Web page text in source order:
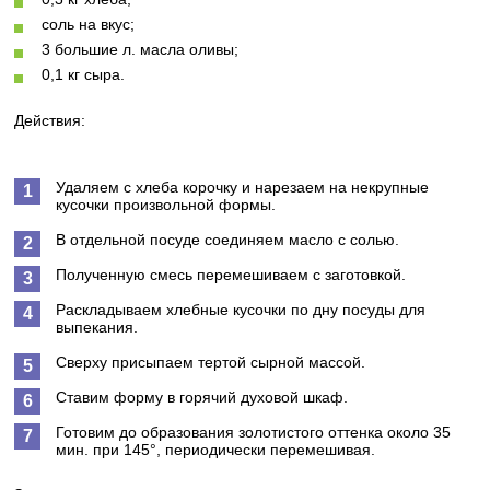
соль на вкус;
3 большие л. масла оливы;
0,1 кг сыра.
Действия:
Удаляем с хлеба корочку и нарезаем на некрупные
кусочки произвольной формы.
В отдельной посуде соединяем масло с солью.
Полученную смесь перемешиваем с заготовкой.
Раскладываем хлебные кусочки по дну посуды для
выпекания.
Сверху присыпаем тертой сырной массой.
Ставим форму в горячий духовой шкаф.
Готовим до образования золотистого оттенка около 35
мин. при 145°, периодически перемешивая.